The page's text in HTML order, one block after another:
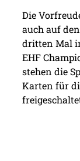
Die
auch auf
dritten Mal
EHF
stehen die
Karten für